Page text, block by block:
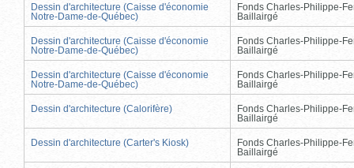
Dessin d'architecture (Caisse d'économie
Notre-Dame-de-Québec)
Fonds Charles-Philippe-
Baillairgé
Dessin d'architecture (Caisse d'économie
Notre-Dame-de-Québec)
Fonds Charles-Philippe-
Baillairgé
Dessin d'architecture (Caisse d'économie
Notre-Dame-de-Québec)
Fonds Charles-Philippe-
Baillairgé
Dessin d'architecture (Calorifère)
Fonds Charles-Philippe-
Baillairgé
Dessin d'architecture (Carter's Kiosk)
Fonds Charles-Philippe-
Baillairgé